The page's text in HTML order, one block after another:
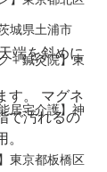
城県土浦市
＋鍼灸院】東
居宅介護】神
東京都板橋区
す。 マグネ
で汚れるの
。